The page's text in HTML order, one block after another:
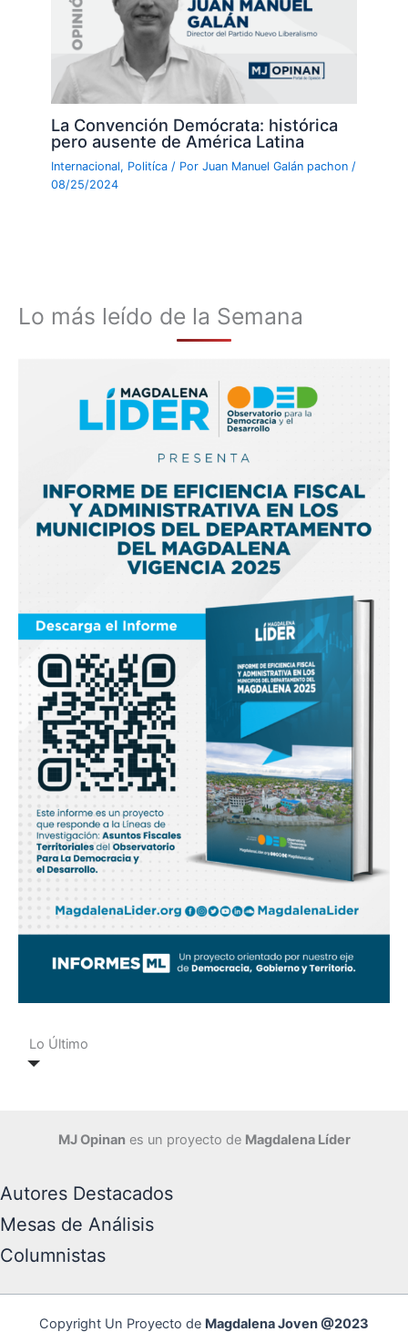
La Convención Demócrata: histórica
pero ausente de América Latina
Internacional, Politíca / PorJuan Manuel Galán pachon/
08/25/2024
Lo más leído de la Semana
Lo Último
MJ Opinan es un proyecto de Magdalena Líder
Autores Destacados
Mesas de Análisis
Columnistas
Copyright Un Proyecto de Magdalena Joven @2023